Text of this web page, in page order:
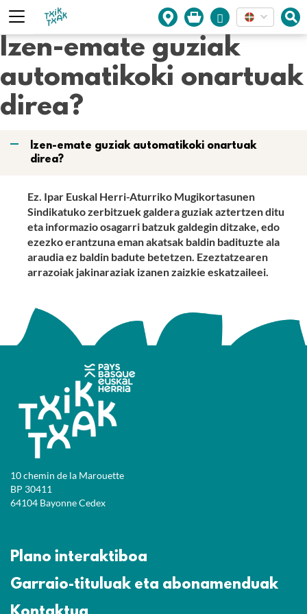
Cookies management panel
Izen-emate guziak
automatikoki onartuak
direa?
A
Izen-emate guziak automatikoki onartuak
direa?
Ez. Ipar Euskal Herri-Aturriko Mugikortasunen
Sindikatuko zerbitzuek galdera guziak aztertzen ditu
eta informazio osagarri batzuk galdegin ditzake, edo
ezezko erantzuna eman akatsak baldin badituzte ala
araudia ez baldin badute betetzen. Ezeztatzearen
arrazoiak jakinaraziak izanen zaizkie eskatzaileei.
10 chemin de la Marouette
BP 30411
64104 Bayonne Cedex
Plano interaktiboa
Garraio-tituluak eta abonamenduak